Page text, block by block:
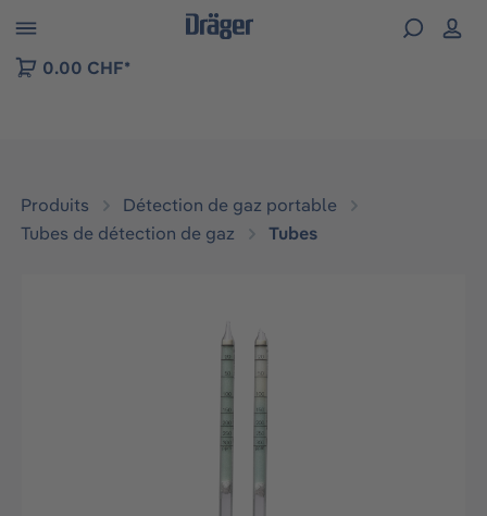
to B2B platform navigation
0.00 CHF*
Produits
Détection de gaz portable
Tubes de détection de gaz
Tubes
Ignorer la galerie d'images